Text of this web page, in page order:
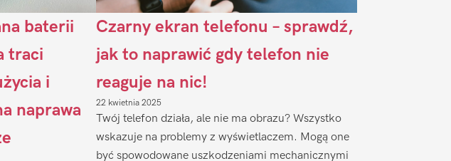
baterii
traci
i
naprawa
Czarny ekran telefonu – sprawdź,
jak to naprawić gdy telefon nie
reaguje na nic!
22 kwietnia 2025
Twój telefon działa, ale nie ma obrazu? Wszystko
wskazuje na problemy z wyświetlaczem. Mogą one
być spowodowane uszkodzeniami mechanicznymi